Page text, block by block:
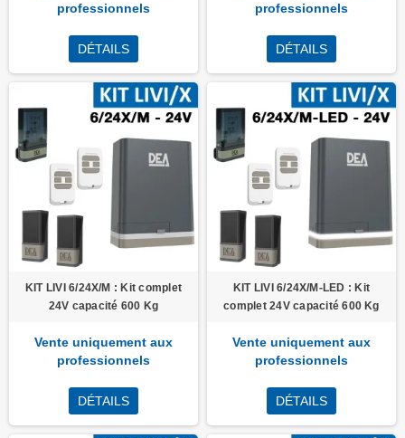
professionnels
DÉTAILS
professionnels
DÉTAILS
KIT LIVI 6/24X/M : Kit complet
24V capacité 600 Kg
Vente uniquement aux
professionnels
DÉTAILS
KIT LIVI 6/24X/M-LED : Kit
complet 24V capacité 600 Kg
Vente uniquement aux
professionnels
DÉTAILS